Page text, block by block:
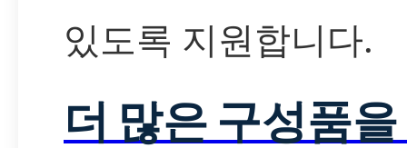
있도록 지원합니다.
더 많은 구성품